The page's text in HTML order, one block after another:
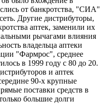
от банкротства, "СИА"
Другие дистрибуторы,
аптек, заменили их
рычагами влияния
владельца аптеки
"Фармрос", среднее
в 1999 году с 80 до 20.
и аптек
90-х крупные
поставки средств в
большие долги